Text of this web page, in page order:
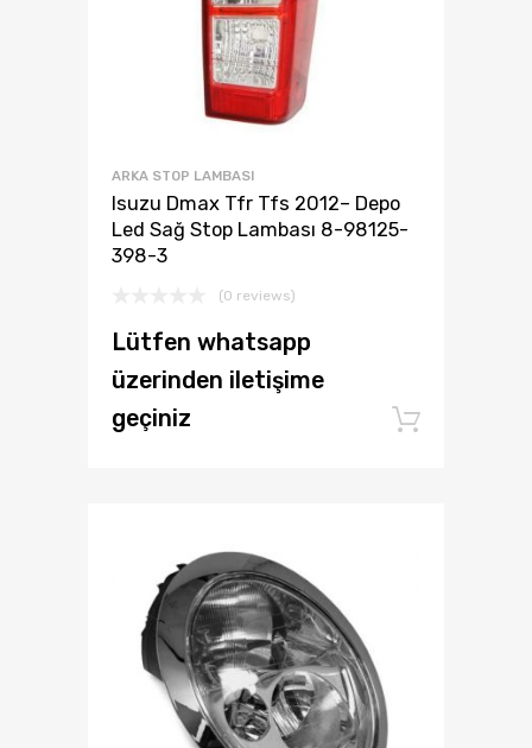
ARKA STOP LAMBASI
Isuzu Dmax Tfr Tfs 2012– Depo
Led Sağ Stop Lambası 8-98125-
398-3
(0 reviews)
Lütfen whatsapp
üzerinden iletişime
geçiniz